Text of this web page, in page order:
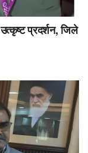
प्रदर्शन, जिले